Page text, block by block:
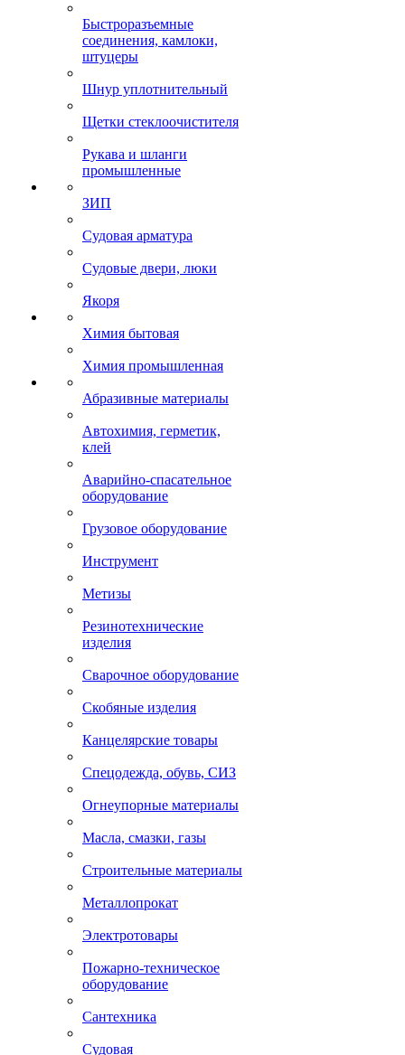
Быстроразъемные
соединения, камлоки,
штуцеры
Шнур уплотнительный
Щетки стеклоочистителя
Рукава и шланги
промышленные
ЗИП
Судовая арматура
Судовые двери, люки
Якоря
Химия бытовая
Химия промышленная
Абразивные материалы
Автохимия, герметик,
клей
Аварийно-спасательное
оборудование
Грузовое оборудование
Инструмент
Метизы
Резинотехнические
изделия
Сварочное оборудование
Скобяные изделия
Канцелярские товары
Спецодежда, обувь, СИЗ
Огнеупорные материалы
Масла, смазки, газы
Строительные материалы
Металлопрокат
Электротовары
Пожарно-техническое
оборудование
Сантехника
Судовая